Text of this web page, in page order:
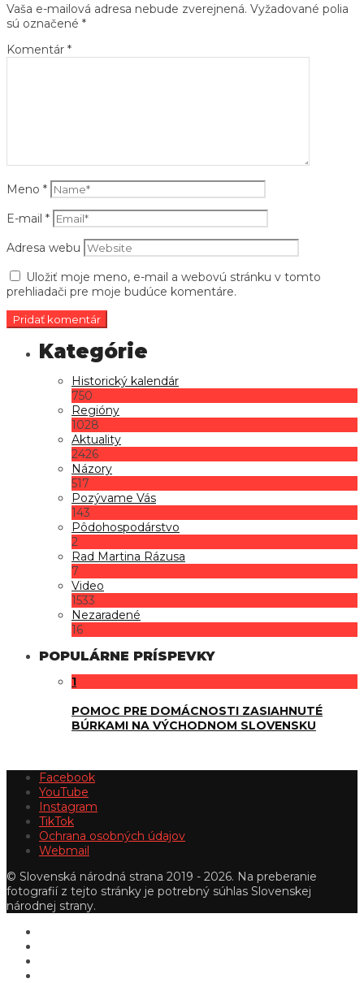
Vaša e-mailová adresa nebude zverejnená. Vyžadované polia
sú označené *
Komentár *
Meno *
E-mail *
Adresa webu
Uložiť moje meno, e-mail a webovú stránku v tomto
prehliadači pre moje budúce komentáre.
Historický kalendár
750
Regióny
1028
Aktuality
2426
Názory
517
Pozývame Vás
143
Pôdohospodárstvo
2
Rad Martina Rázusa
7
Video
1533
Nezaradené
16
POPULÁRNE PRÍSPEVKY
1
POMOC PRE DOMÁCNOSTI ZASIAHNUTÉ
BÚRKAMI NA VÝCHODNOM SLOVENSKU
Facebook
YouTube
Instagram
TikTok
Ochrana osobných údajov
Webmail
© Slovenská národná strana 2019 - 2026. Na preberanie
fotografií z tejto stránky je potrebný súhlas Slovenskej
národnej strany.